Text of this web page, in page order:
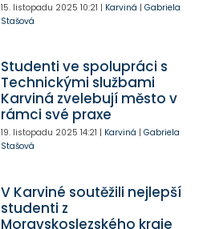
15. listopadu 2025 10:21 | Karviná | Gabriela
Stašová
Studenti ve spolupráci s
Technickými službami
Karviná zvelebují město v
rámci své praxe
19. listopadu 2025 14:21 | Karviná | Gabriela
Stašová
V Karviné soutěžili nejlepší
studenti z
Moravskoslezského kraje